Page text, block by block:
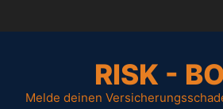
RISK -
Melde deinen